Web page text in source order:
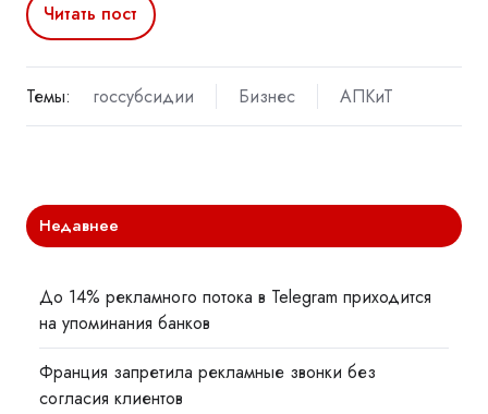
Читать пост
Темы: госсубсидии Бизнес АПКиТ
Недавнее
До 14% рекламного потока в Telegram приходится
на упоминания банков
Франция запретила рекламные звонки без
согласия клиентов